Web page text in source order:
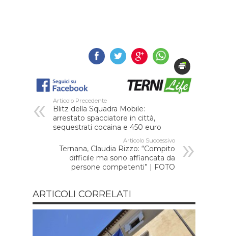
Articolo Precedente
Blitz della Squadra Mobile:
arrestato spacciatore in città,
sequestrati cocaina e 450 euro
Articolo Successivo
Ternana, Claudia Rizzo: “Compito
difficile ma sono affiancata da
persone competenti” | FOTO
ARTICOLI CORRELATI